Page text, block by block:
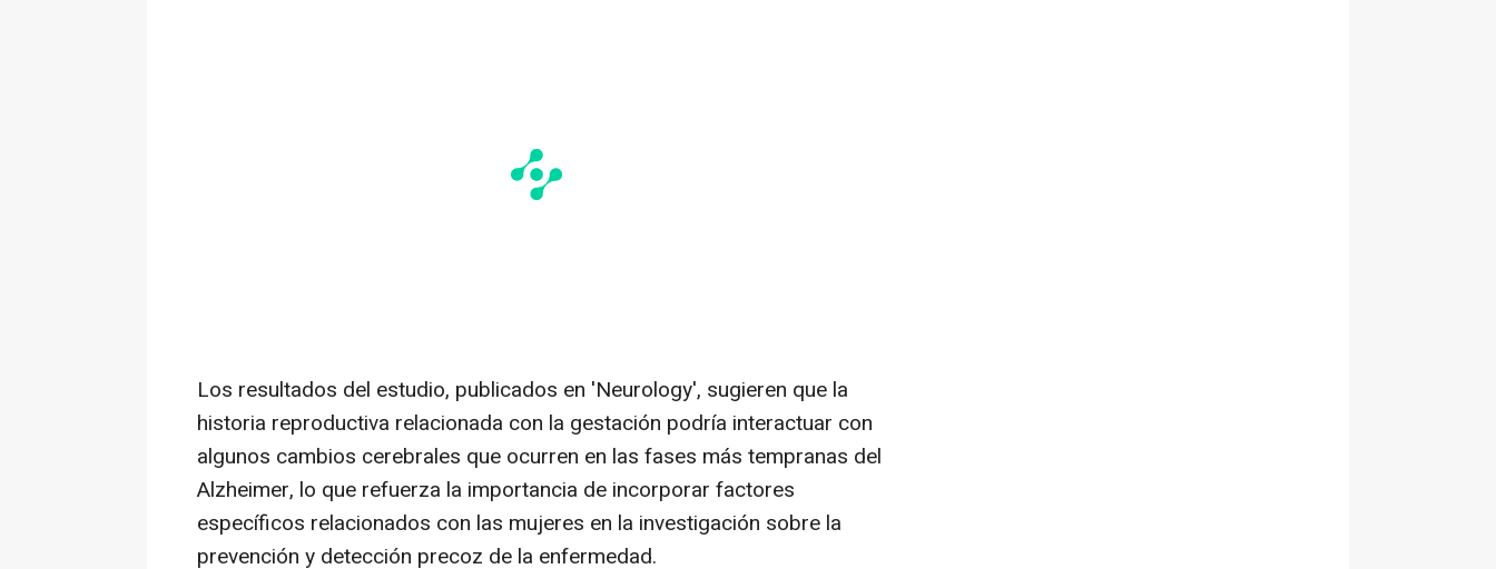
Los resultados del estudio, publicados en 'Neurology', sugieren que la
historia reproductiva relacionada con la gestación podría interactuar con
algunos cambios cerebrales que ocurren en las fases más tempranas del
Alzheimer, lo que refuerza la importancia de incorporar factores
específicos relacionados con las mujeres en la investigación sobre la
prevención y detección precoz de la enfermedad.